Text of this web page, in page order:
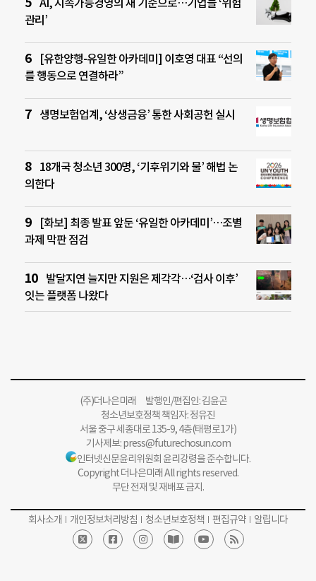
AI, 지속가능경영의 새 기준으로…기업들 ‘위험
관리’
[유한양행-유일한 아카데미] 이호영 대표 “선의
를 행동으로 연결하라”
생명보험업계, ‘상생금융’ 통한 사회공헌 실시
18개국 청소년 300명, ‘기후위기와 물’ 해법 논
의한다
[화보] 최종 발표 앞둔 ‘유일한 아카데미’…조별
과제 막판 점검
발달지연 늘지만 지원은 제각각…‘검사 이후’
잇는 플랫폼 나왔다
(주)더나은미래 발행인/편집인: 김윤곤
청소년보호정책 책임자: 정유진
서울 중구 세종대로 135-9, 4층(태평로1가)
기사제보:press@futurechosun.com
인터넷신문윤리위원회 윤리강령을 준수합니다.
Copyright 더나은미래 All rights reserved.
무단 전재 및 재배포 금지.
회사소개 개인정보처리방침 청소년보호정책 편집규약 알립니다